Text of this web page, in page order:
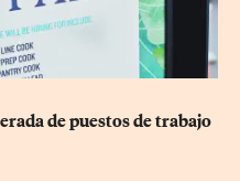
de puestos de trabajo